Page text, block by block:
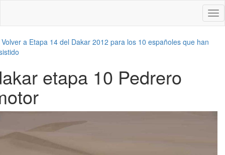
Volver a Etapa 14 del Dakar 2012 para los 10 españoles que han
etapa 10 Pedrero